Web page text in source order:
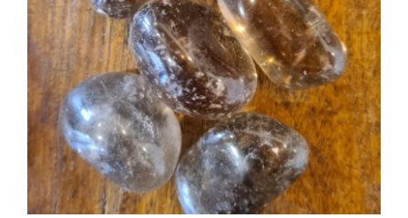
AGGIUNGI AL CARRELLO / DETTAGLI